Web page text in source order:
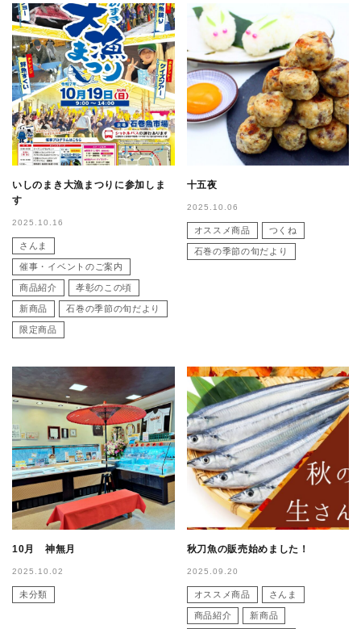
いしのまき大漁まつりに参加しま
す
2025.10.16
さんま
催事・イベントのご案内
商品紹介 孝彰のこの頃
新商品 石巻の季節の旬だより
限定商品
十五夜
2025.10.06
オススメ商品 つくね
石巻の季節の旬だより
10月 神無月
2025.10.02
未分類
秋刀魚の販売始めました！
2025.09.20
オススメ商品 さんま
商品紹介 新商品